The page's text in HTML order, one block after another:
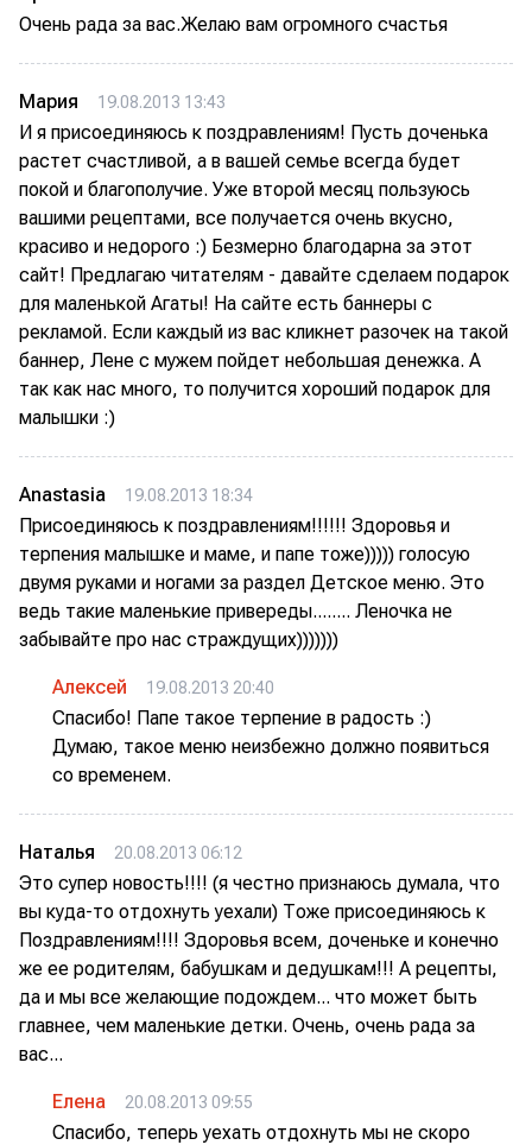
Очень рада за вас.Желаю вам огромного счастья
Мария 19.08.2013 13:43
И я присоединяюсь к поздравлениям! Пусть доченька
растет счастливой, а в вашей семье всегда будет
покой и благополучие. Уже второй месяц пользуюсь
вашими рецептами, все получается очень вкусно,
красиво и недорого :) Безмерно благодарна за этот
сайт! Предлагаю читателям - давайте сделаем подарок
для маленькой Агаты! На сайте есть баннеры с
рекламой. Если каждый из вас кликнет разочек на такой
баннер, Лене с мужем пойдет небольшая денежка. А
так как нас много, то получится хороший подарок для
малышки :)
Anastasia 19.08.2013 18:34
Присоединяюсь к поздравлениям!!!!!! Здоровья и
терпения малышке и маме, и папе тоже))))) голосую
двумя руками и ногами за раздел Детское меню. Это
ведь такие маленькие привереды........ Леночка не
забывайте про нас страждущих)))))))
Алексей 19.08.2013 20:40
Спасибо! Папе такое терпение в радость :)
Думаю, такое меню неизбежно должно появиться
со временем.
Наталья 20.08.2013 06:12
Это супер новость!!!! (я честно признаюсь думала, что
вы куда-то отдохнуть уехали) Тоже присоединяюсь к
Поздравлениям!!!! Здоровья всем, доченьке и конечно
же ее родителям, бабушкам и дедушкам!!! А рецепты,
да и мы все желающие подождем... что может быть
главнее, чем маленькие детки. Очень, очень рада за
вас...
Елена 20.08.2013 09:55
Спасибо, теперь уехать отдохнуть мы не скоро